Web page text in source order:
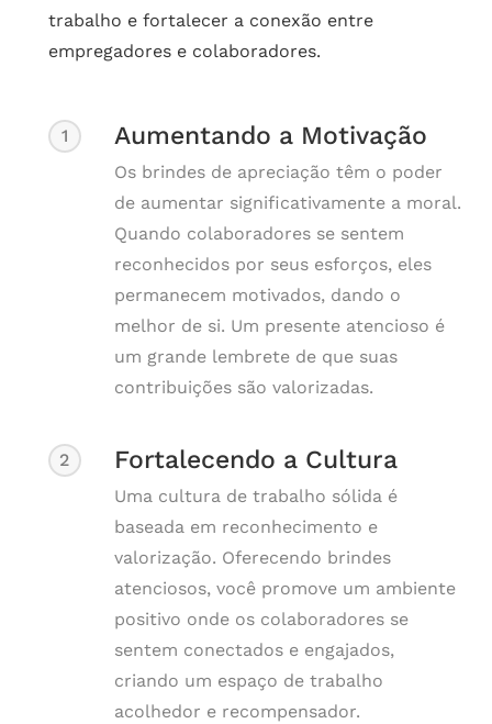
trabalho e fortalecer a conexão entre
empregadores e colaboradores.
1 Aumentando a Motivação
Os brindes de apreciação têm o poder
de aumentar significativamente a moral.
Quando colaboradores se sentem
reconhecidos por seus esforços, eles
permanecem motivados, dando o
melhor de si. Um presente atencioso é
um grande lembrete de que suas
contribuições são valorizadas.
2 Fortalecendo a Cultura
Uma cultura de trabalho sólida é
baseada em reconhecimento e
valorização. Oferecendo brindes
atenciosos, você promove um ambiente
positivo onde os colaboradores se
sentem conectados e engajados,
criando um espaço de trabalho
acolhedor e recompensador.